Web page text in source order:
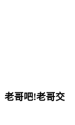
老哥吧!老哥交